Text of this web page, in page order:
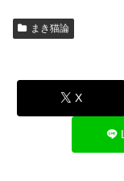
まき猫論
X